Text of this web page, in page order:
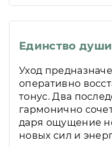
Единство
Уход
оперативно
тонус. Два
гармонично
даря ощущение
новых сил и